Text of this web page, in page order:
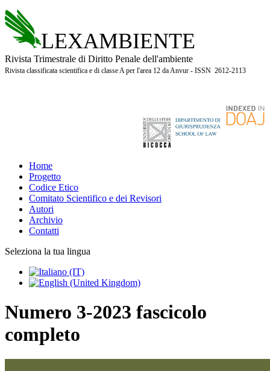
LEXAMBIENTE
Rivista Trimestrale di Diritto Penale dell'ambiente
Rivista classificata scientifica e di classe A per l'area 12 da Anvur - ISSN 2612-2113
Home
Progetto
Codice Etico
Comitato Scientifico e dei Revisori
Autori
Archivio
Contatti
Seleziona la tua lingua
Numero 3-2023 fascicolo
completo